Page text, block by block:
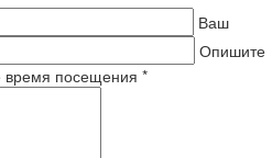
Ваш
Опишите
время посещения *